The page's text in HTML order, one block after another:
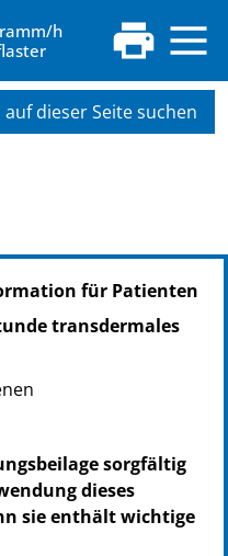
h
auf dieser Seite suchen
für Patienten
transdermales
sorgfältig
dieses
sie enthält wichtige